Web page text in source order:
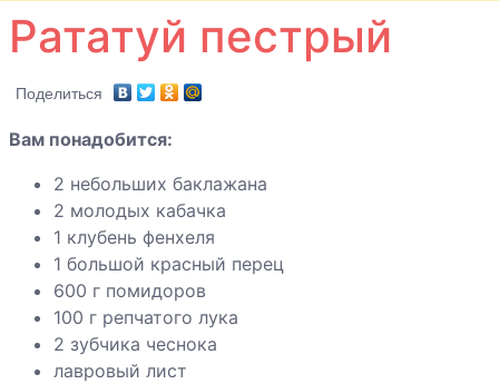
Капуста в
микроволновке
геркулеса с
грибами
Котлеты из
гороха и манки
Рататуй пестрый
Поделиться
Вам понадобится:
2 небольших баклажана
2 молодых кабачка
1 клубень фенхеля
1 большой красный перец
600 г помидоров
100 г репчатого лука
2 зубчика чеснока
лавровый лист